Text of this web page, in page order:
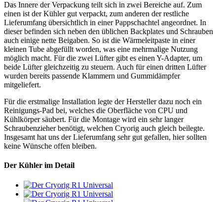
Das Innere der Verpackung teilt sich in zwei Bereiche auf. Zum
einen ist der Kühler gut verpackt, zum anderen der restliche
Lieferumfang übersichtlich in einer Pappschachtel angeordnet. In
dieser befinden sich neben den üblichen Backplates und Schrauben
auch einige nette Beigaben. So ist die Wärmeleitpaste in einer
kleinen Tube abgefüllt worden, was eine mehrmalige Nutzung
möglich macht. Für die zwei Lüfter gibt es einen Y-Adapter, um
beide Lüfter gleichzeitig zu steuern. Auch für einen dritten Lüfter
wurden bereits passende Klammern und Gummidämpfer
mitgeliefert.
Für die erstmalige Installation legte der Hersteller dazu noch ein
Reinigungs-Pad bei, welches die Oberfläche von CPU und
Kühlkörper säubert. Für die Montage wird ein sehr langer
Schraubenzieher benötigt, welchen Cryorig auch gleich beilegte.
Insgesamt hat uns der Lieferumfang sehr gut gefallen, hier sollten
keine Wünsche offen bleiben.
Der Kühler im Detail